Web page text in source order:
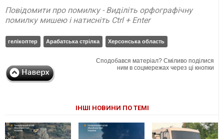
Повідомити про помилку - Виділіть орфографічну
помилку мишею і натисніть Ctrl + Enter
гелікоптер Арабатська стрілка Херсонська область
Сподобався матеріал? Сміливо поділися
ним в соцмережах через ці кнопки
ІНШІ НОВИНИ ПО ТЕМІ